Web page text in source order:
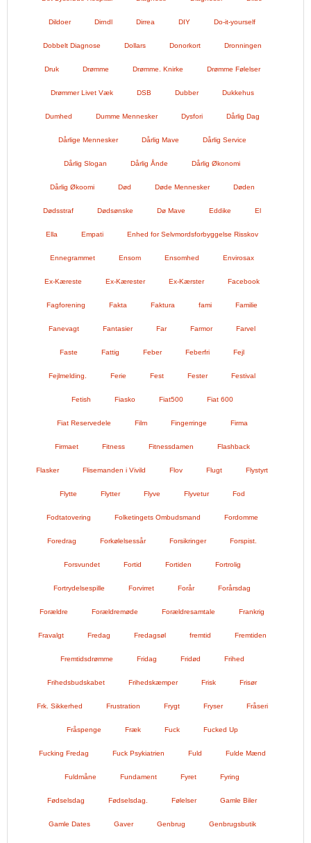
Dildoer Dirndl Dirrea DIY Do-it-yourself
Dobbelt Diagnose Dollars Donorkort Dronningen
Druk Drømme Drømme. Knirke Drømme Følelser
Drømmer Livet Væk DSB Dubber Dukkehus
Dumhed Dumme Mennesker Dysfori Dårlig Dag
Dårlige Mennesker Dårlig Mave Dårlig Service
Dårlig Slogan Dårlig Ånde Dårlig Økonomi
Dårlig Økoomi Død Døde Mennesker Døden
Dødsstraf Dødsønske Dø Mave Eddike El
Ella Empati Enhed for Selvmordsforbyggelse Risskov
Ennegrammet Ensom Ensomhed Envirosax
Ex-Kæreste Ex-Kærester Ex-Kærster Facebook
Fagforening Fakta Faktura fami Familie
Fanevagt Fantasier Far Farmor Farvel
Faste Fattig Feber Feberfri Fejl
Fejlmelding. Ferie Fest Fester Festival
Fetish Fiasko Fiat500 Fiat 600
Fiat Reservedele Film Fingerringe Firma
Firmaet Fitness Fitnessdamen Flashback
Flasker Flisemanden i Vivild Flov Flugt Flystyrt
Flytte Flytter Flyve Flyvetur Fod
Fodtatovering Folketingets Ombudsmand Fordomme
Foredrag Forkølelsessår Forsikringer Forspist.
Forsvundet Fortid Fortiden Fortrolig
Fortrydelsespille Forvirret Forår Forårsdag
Forældre Forældremøde Forældresamtale Frankrig
Fravalgt Fredag Fredagsøl fremtid Fremtiden
Fremtidsdrømme Fridag Fridød Frihed
Frihedsbudskabet Frihedskæmper Frisk Frisør
Frk. Sikkerhed Frustration Frygt Fryser Fråseri
Fråspenge Fræk Fuck Fucked Up
Fucking Fredag Fuck Psykiatrien Fuld Fulde Mænd
Fuldmåne Fundament Fyret Fyring
Fødselsdag Fødselsdag. Følelser Gamle Biler
Gamle Dates Gaver Genbrug Genbrugsbutik